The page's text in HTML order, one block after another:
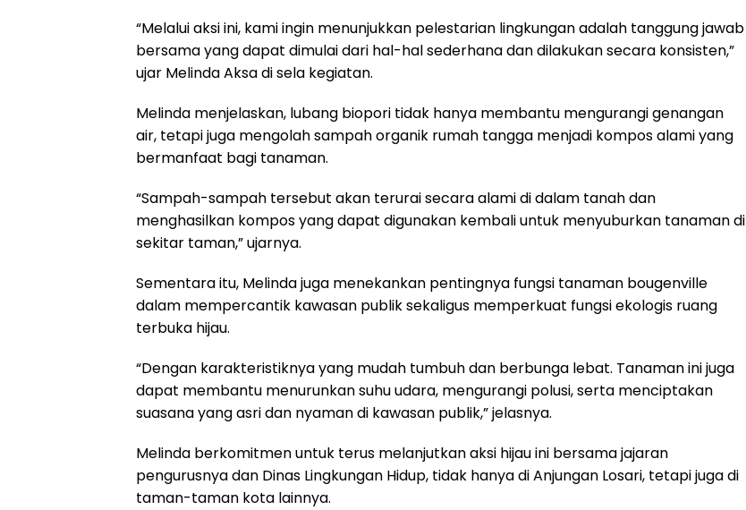
“Melalui aksi ini, kami ingin menunjukkan pelestarian lingkungan adalah tanggung jawab
bersama yang dapat dimulai dari hal-hal sederhana dan dilakukan secara konsisten,”
ujar Melinda Aksa di sela kegiatan.
Melinda menjelaskan, lubang biopori tidak hanya membantu mengurangi genangan
air, tetapi juga mengolah sampah organik rumah tangga menjadi kompos alami yang
bermanfaat bagi tanaman.
“Sampah-sampah tersebut akan terurai secara alami di dalam tanah dan
menghasilkan kompos yang dapat digunakan kembali untuk menyuburkan tanaman di
sekitar taman,” ujarnya.
Sementara itu, Melinda juga menekankan pentingnya fungsi tanaman bougenville
dalam mempercantik kawasan publik sekaligus memperkuat fungsi ekologis ruang
terbuka hijau.
“Dengan karakteristiknya yang mudah tumbuh dan berbunga lebat. Tanaman ini juga
dapat membantu menurunkan suhu udara, mengurangi polusi, serta menciptakan
suasana yang asri dan nyaman di kawasan publik,” jelasnya.
Melinda berkomitmen untuk terus melanjutkan aksi hijau ini bersama jajaran
pengurusnya dan Dinas Lingkungan Hidup, tidak hanya di Anjungan Losari, tetapi juga di
taman-taman kota lainnya.